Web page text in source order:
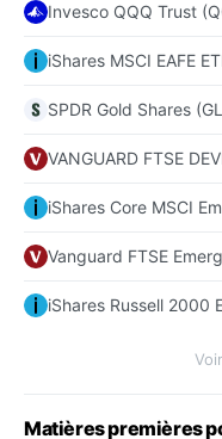
Invesco QQQ Trust
iShares MSCI EAFE
SPDR Gold Shares
VANGUARD FTSE
iShares Core MSCI
Vanguard FTSE
iShares Russell 2000
Matières premières